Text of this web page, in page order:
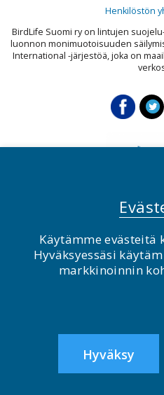
Henkilöstön
BirdLife Suomi ry on lintujen
luonnon monimuotoisuuden
International -järjestöä, joka on
© BirdLife
Käytämme
Hyväksyessäsi
markkinoinnin
Hyväksy